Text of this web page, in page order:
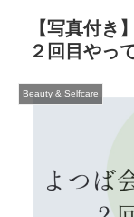
【写真付き
２回目やっ
Beauty & Selfcare